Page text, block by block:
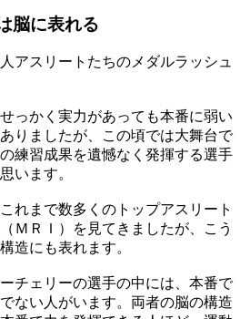
脳に表れる
アスリートたちのメダルラッシュ
っかく実力があっても本番に弱い
りましたが、この頃では大舞台で
練習成果を遺憾なく発揮する選手
います。
れまで数多くのトップアスリート
ＭＲＩ）を見てきましたが、こう
造にも表れます。
チェリーの選手の中には、本番で
ない人がいます。両者の脳の構造